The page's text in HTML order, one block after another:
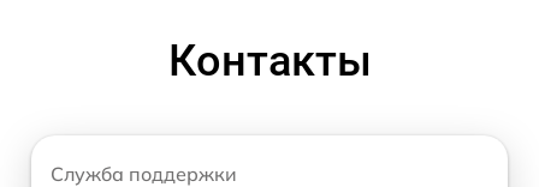
Контакты
Служба поддержки